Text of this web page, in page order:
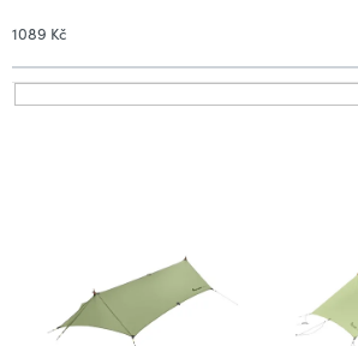
í
p
r
1089 Kč
V